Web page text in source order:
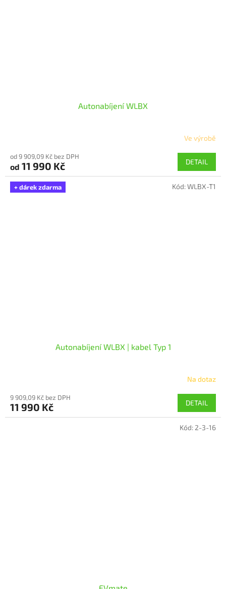
Autonabíjení WLBX
produktu
je
5,0
Ve výrobě
od 9 909,09 Kč bez DPH
od 11 990 Kč DETAIL
+ dárek zdarma
Autonabíjení WLBX | kabel Typ 1
Na dotaz
9 909,09 Kč bez DPH
11 990 Kč DETAIL
Kód:WLBX-T1
Kód: 2-3-16